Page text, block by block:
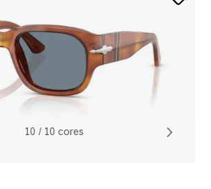
10 / 10 cores